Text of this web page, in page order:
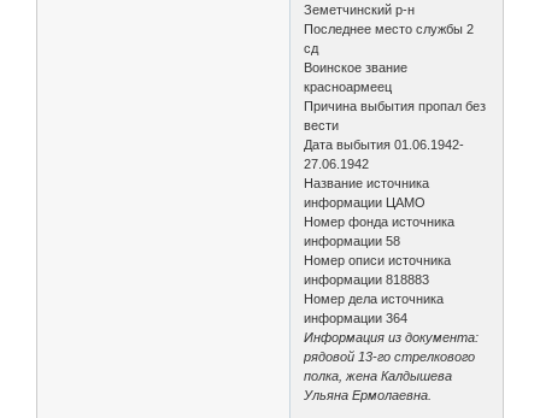
Земетчинский р-н
Последнее место службы 2
сд
Воинское звание
красноармеец
Причина выбытия пропал без
вести
Дата выбытия 01.06.1942-
27.06.1942
Название источника
информации ЦАМО
Номер фонда источника
информации 58
Номер описи источника
информации 818883
Номер дела источника
информации 364
Информация из документа:
рядовой 13-го стрелкового
полка, жена Калдышева
Ульяна Ермолаевна.